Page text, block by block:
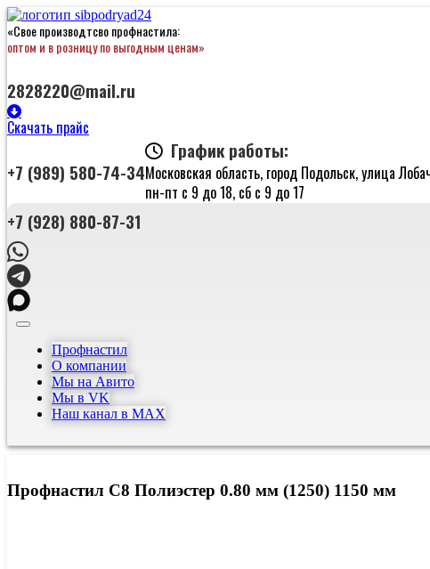
«Свое производтсво профнастила:
оптом и в розницу по выгодным ценам»
2828220@mail.ru
Скачать прайс
+7 (989) 580-74-34
+7 (928) 880-87-31
График работы:
Московская область, город Подольск, улица
пн-пт с 9 до 18, сб с 9 до 17
Профнастил
О компании
Мы на Авито
Мы в VK
Наш канал в MAX
Профнастил С8 Полиэстер 0.80 мм (1250) 1150 мм